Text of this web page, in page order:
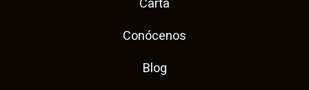
Conócenos
Blog